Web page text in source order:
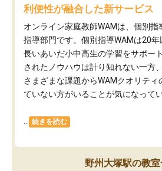
利便性が融合した新サービス
オンライン家庭教師WAMは、個別指
指導部門です。個別指導WAMは20年
長いあいだ小中高生の学習をサポー
されたノウハウは計り知れない一方
さまざまな課題からWAMクオリティ
ていない方がいることが気になって
続きを読む
野州大塚駅の教